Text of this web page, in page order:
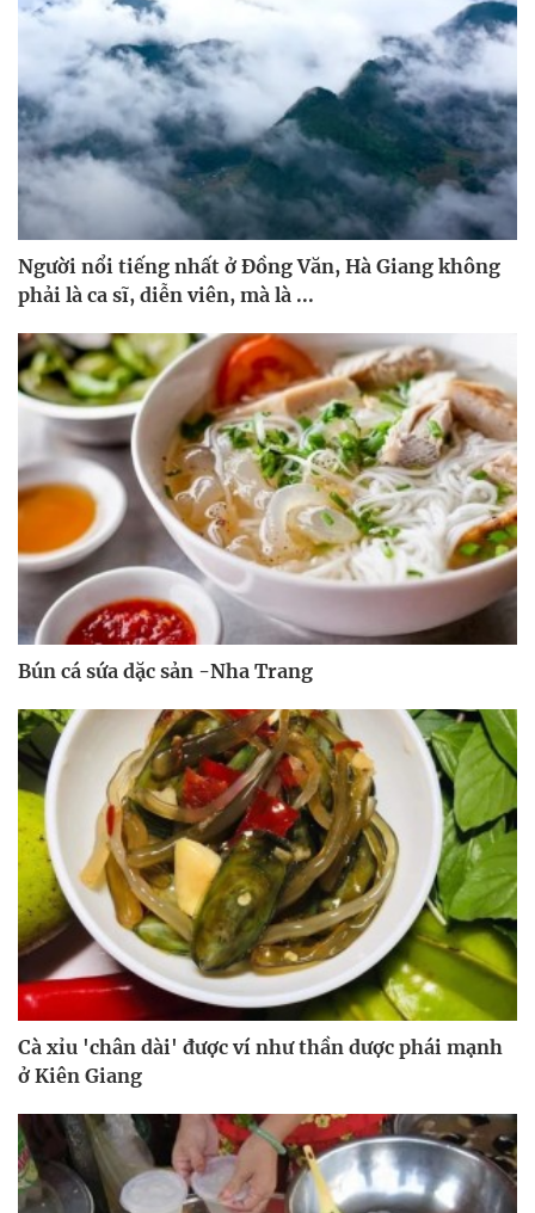
Người nổi tiếng nhất ở Đồng Văn, Hà Giang không
phải là ca sĩ, diễn viên, mà là ...
Bún cá sứa dặc sản -Nha Trang
Cà xỉu 'chân dài' được ví như thần dược phái mạnh
ở Kiên Giang